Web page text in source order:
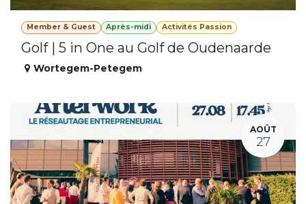
Member & Guest Après-midi Activités Passion
Golf | 5 in One au Golf de Oudenaarde
Wortegem-Petegem
AOÛT
27